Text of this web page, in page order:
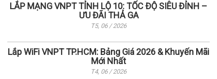
LẮP MẠNG VNPT TỈNH LỘ 10: TỐC ĐỘ SIÊU ĐỈNH –
ƯU ĐÃI THẢ GA
T5, 06 / 2026
Lắp WiFi VNPT TP.HCM: Bảng Giá 2026 & Khuyến Mãi
Mới Nhất
T4, 06 / 2026